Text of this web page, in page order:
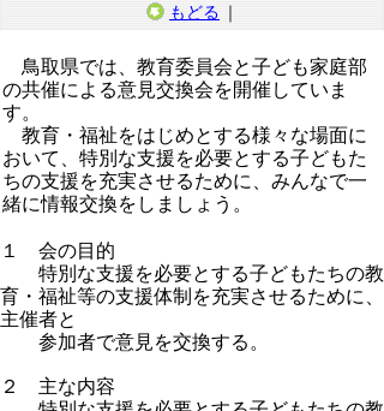
もどる ｜
鳥取県では、教育委員会と子ども家庭部
の共催による意見交換会を開催していま
す。
教育・福祉をはじめとする様々な場面に
おいて、特別な支援を必要とする子どもた
ちの支援を充実させるために、みんなで一
緒に情報交換をしましょう。
１ 会の目的
特別な支援を必要とする子どもたちの教
育・福祉等の支援体制を充実させるために、
主催者と
参加者で意見を交換する。
２ 主な内容